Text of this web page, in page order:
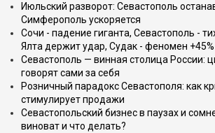
Июльский разворот: Севастополь
Симферополь ускоряется
Сочи - падение гиганта, Севастополь -
Ялта держит удар, Судак - феномен +45%
Севастополь — винная столица России:
говорят сами за себя
Розничный парадокс Севастополя: как
стимулирует продажи
Севастопольский бизнес в паузах и
виноват и что делать?